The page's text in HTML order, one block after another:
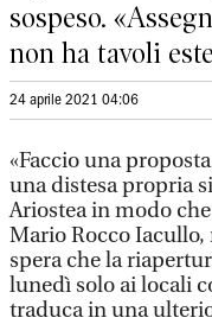
sospeso.
non ha tavoli
24 aprile 2021 04:06
«Faccio una
una distesa propria
Ariostea in modo
Mario Rocco Iacullo,
spera che la
lunedì solo ai locali
traduca in una